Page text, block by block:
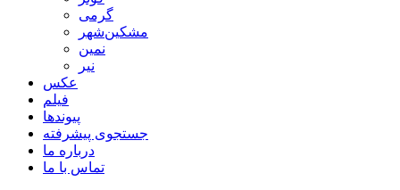
گرمی
مشکین‌شهر
نمین
نیر
عکس
فیلم
پیوندها
جستجوی پیشرفته
درباره ما
تماس با ما